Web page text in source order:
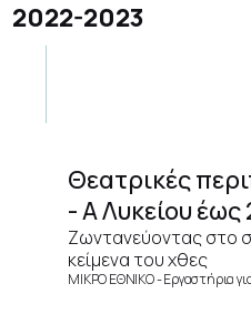
2022-2023
Θεατρικές
- Α Λυκείου έως
Ζωντανεύοντας στο
κείμενα του χθες
ΜΙΚΡΟ ΕΘΝΙΚΟ Εργαστήρια